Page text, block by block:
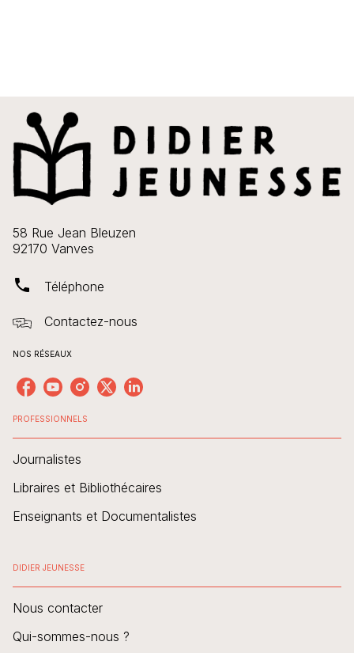
58 Rue Jean Bleuzen
92170 Vanves
phone Téléphone
Contactez-nous
NOS RÉSEAUX
PROFESSIONNELS
Journalistes
Libraires et Bibliothécaires
Enseignants et Documentalistes
DIDIER JEUNESSE
Nous contacter
Qui-sommes-nous ?